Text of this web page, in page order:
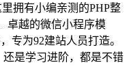
拥有小编亲测的PHP整
卓越的微信小程序模
专为92建站人员打造。
是学习进阶，都是不错